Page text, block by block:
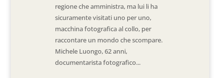
regione che amministra, ma lui li ha
sicuramente visitati uno per uno,
macchina fotografica al collo, per
raccontare un mondo che scompare.
Michele Luongo, 62 anni,
documentarista fotografico...